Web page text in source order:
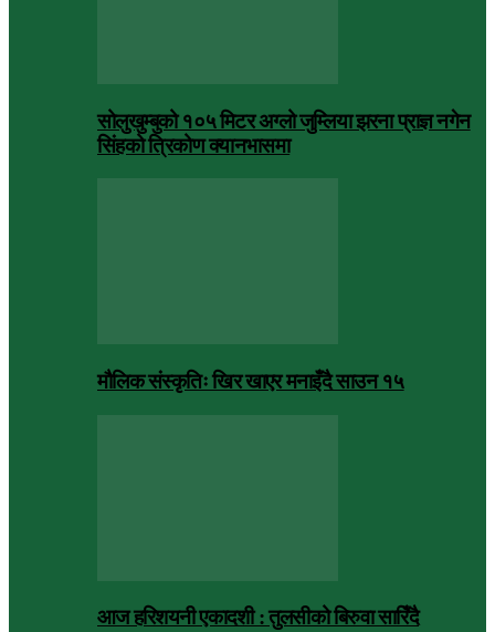
सोलुखुम्बुको १०५ मिटर अग्लो जुम्लिया झरना प्राज्ञ नगेन
सिंहको त्रिकोण क्यानभासमा
मौलिक संस्कृतिः खिर खाएर मनाइँदै साउन १५
आज हरिशयनी एकादशी : तुलसीको बिरुवा सारिँदै